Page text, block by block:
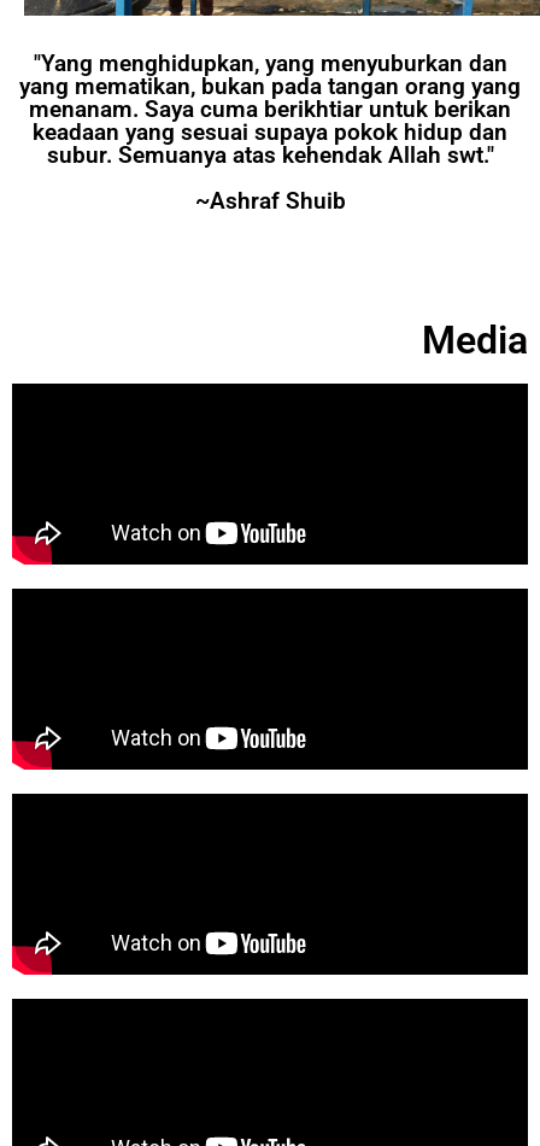
"Yang menghidupkan, yang menyuburkan dan
yang mematikan, bukan pada tangan orang yang
menanam. Saya cuma berikhtiar untuk berikan
keadaan yang sesuai supaya pokok hidup dan
subur. Semuanya atas kehendak Allah swt."
~Ashraf Shuib
Media